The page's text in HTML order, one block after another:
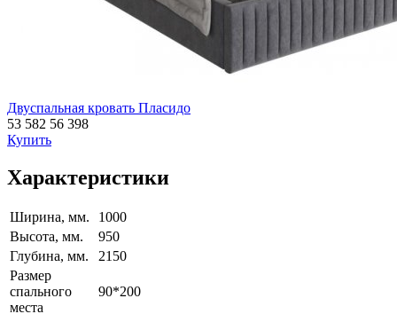
Двуспальная кровать Пласидо
53 582 56 398
Купить
Характеристики
Ширина, мм.
1000
Высота, мм.
950
Глубина, мм.
2150
Размер
спального
места
90*200